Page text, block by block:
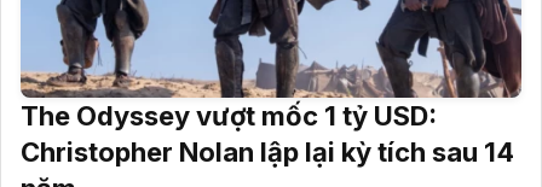
The Odyssey vượt mốc 1 tỷ USD:
Christopher Nolan lập lại kỳ tích sau 14